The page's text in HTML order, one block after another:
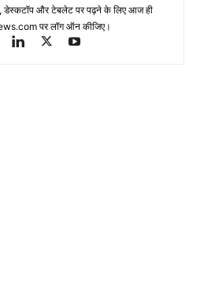
डेस्कटॉप और टेबलेट पर पढ़ने के लिए आज ही
पर लॉग ऑन कीजिए।